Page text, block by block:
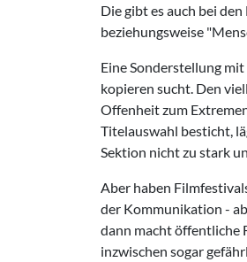
Die gibt es auch bei
beziehungsweise
Eine Sonderstellung
kopieren sucht. Den
Offenheit zum
Titelauswahl besticht,
Sektion nicht zu stark
Aber haben
der Kommunikation -
dann macht öffentliche
inzwischen sogar